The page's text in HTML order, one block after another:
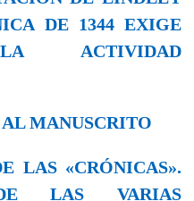
DE 1344 EXIGE
ACTIVIDAD
MANUSCRITO
LAS «CRÓNICAS».
LAS VARIAS